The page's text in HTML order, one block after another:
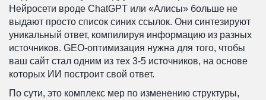
Нейросети вроде ChatGPT или «Алисы» больше не
выдают просто список синих ссылок. Они синтезируют
уникальный ответ, компилируя информацию из разных
источников. GEO-оптимизация нужна для того, чтобы
ваш сайт стал одним из тех 3-5 источников, на основе
которых ИИ построит свой ответ.
По сути, это комплекс мер по изменению структуры,